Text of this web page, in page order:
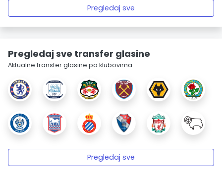
Pregledaj sve
Pregledaj sve transfer glasine
Aktualne transfer glasine po klubovima.
Pregledaj sve